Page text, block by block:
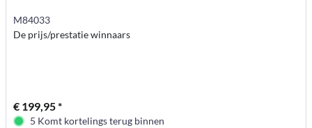
M84033
De prijs/prestatie winnaars
€ 199,95 *
5 Komt kortelings terug binnen